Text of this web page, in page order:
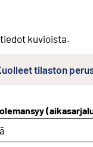
kuvioista.
tilaston